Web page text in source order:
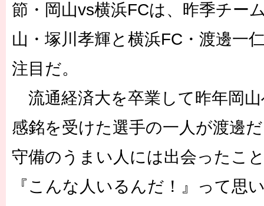
節・岡山vs横浜FCは、昨季チー
山・塚川孝輝と横浜FC・渡邊一
注目だ。
流通経済大を卒業して昨年岡
感銘を受けた選手の一人が渡邊
守備のうまい人には出会ったこ
『こんな人いるんだ！』って思